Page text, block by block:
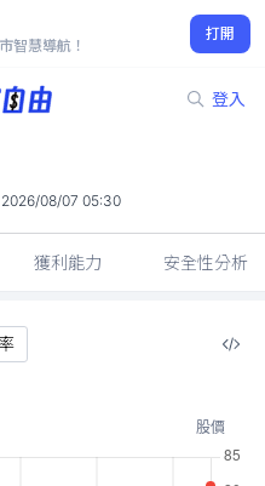
智慧導航！
打開
登入
2026/08/07 05:30
獲利能力 安全性分析